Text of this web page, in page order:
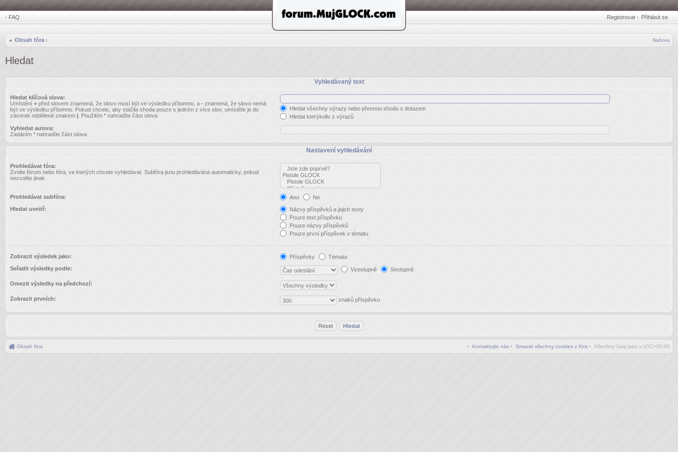
• FAQ Registrovat • Přihlásit se
Obsah fóra ‹ Nahoru
Hledat
Vyhledávaný text
Hledat klíčová slova:
Umístění + před slovem znamená, že slovo musí být ve výsledku přítomno, a - znamená, že slovo nemá
být ve výsledku přítomno. Pokud chcete, aby stačila shoda pouze s jedním z více slov, umístěte je do
závorek oddělené znakem | . Použitím * nahradíte část slova
Hledat všechny výrazy nebo přesnou shodu s dotazem
Hledat kterýkoliv z výrazů
Vyhledat autora:
Zadáním * nahradíte část slova
Nastavení vyhledávání
Prohledávat fóra:
Zvolte fórum nebo fóra, ve kterých chcete vyhledávat. Subfóra jsou prohledávána automaticky, pokud
nezvolíte jinak.
Prohledávat subfóra: Ano
Ne
Hledat uvnitř:
Názvy příspěvků a jejich texty
Pouze text příspěvku
Pouze názvy příspěvků
Pouze první příspěvek v tématu
Zobrazit výsledek jako: Příspěvky
Témata
Seřadit výsledky podle:
Vzestupně Sestupně
Omezit výsledky na předchozí:
Zobrazit prvních: znaků příspěvku
Obsah fóra • Všechny časy jsou v UTC+02:00
• Smazat všechny cookies z fóra
• Kontaktujte nás